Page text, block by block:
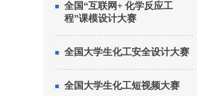
全国“互联网+ 化学反应工
程”课模设计大赛
全国大学生化工安全设计大赛
全国大学生化工短视频大赛